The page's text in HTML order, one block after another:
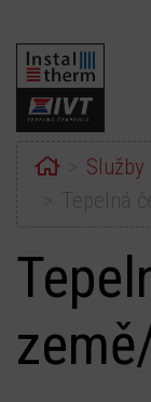
HomeSlužby